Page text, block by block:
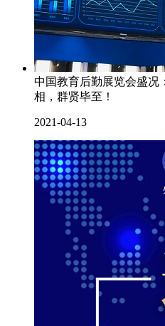
中国教育后勤展览会盛况
相，群贤毕至！
2021-04-13